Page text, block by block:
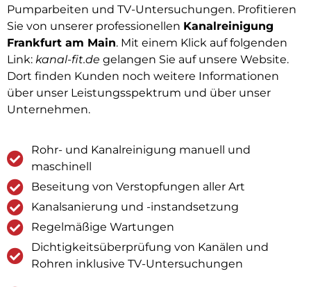
Pumparbeiten und TV-Untersuchungen. Profitieren
Sie von unserer professionellen Kanalreinigung
Frankfurt am Main. Mit einem Klick auf folgenden
Link: kanal-fit.de gelangen Sie auf unsere Website.
Dort finden Kunden noch weitere Informationen
über unser Leistungsspektrum und über unser
Unternehmen.
Rohr- und Kanalreinigung manuell und
maschinell
Beseitung von Verstopfungen aller Art
Kanalsanierung und -instandsetzung
Regelmäßige Wartungen
Dichtigkeitsüberprüfung von Kanälen und
Rohren inklusive TV-Untersuchungen